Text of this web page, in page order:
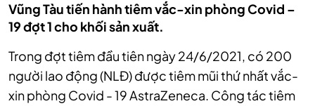
Vũng Tàu tiến hành tiêm vắc-xin phòng Covid –
19 đợt 1 cho khối sản xuất.
Trong đợt tiêm đầu tiên ngày 24/6/2021, có 200
người lao động (NLĐ) được tiêm mũi thứ nhất vắc-
xin phòng Covid - 19 AstraZeneca. Công tác tiêm